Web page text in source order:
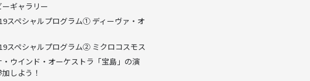
ーギャラリー
スペシャルプログラム① ディーヴァ・オ
スペシャルプログラム② ミクロコスモス
・ウインド・オーケストラ「宝島」の演
しよう！